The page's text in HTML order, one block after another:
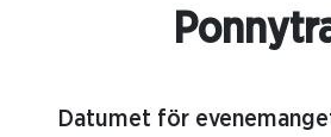
Datumet för